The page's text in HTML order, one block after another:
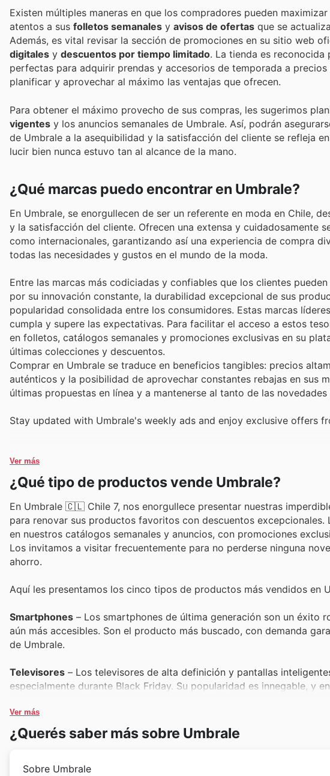
Existen múltiples maneras en que los compradores pueden
atentos a sus folletos semanales y avisos de ofertas que se
Además, es vital revisar la sección de promociones en su sitio web
digitales y descuentos por tiempo limitado. La tienda es reconocida
perfectas para adquirir prendas y accesorios de temporada a
planificar y aprovechar al máximo las ventajas que ofrecen.
Para obtener el máximo provecho de sus compras, les sugerimos
vigentes y los anuncios semanales de Umbrale. Así, podrán
de Umbrale a la asequibilidad y la satisfacción del cliente se refleja
lucir bien nunca estuvo tan al alcance de la mano.
¿Qué marcas puedo encontrar en Umbrale?
En Umbrale, se enorgullecen de ser un referente en moda en Chile,
y la satisfacción del cliente. Ofrecen una extensa y cuidadosamente
como internacionales, garantizando así una experiencia de compra
todas las necesidades y gustos en el mundo de la moda.
Entre las marcas más codiciadas y confiables que los clientes
por su innovación constante, la durabilidad excepcional de sus
popularidad consolidada entre los consumidores. Estas marcas
cumpla y supere las expectativas. Para facilitar el acceso a estos
en folletos, catálogos semanales y promociones exclusivas en su
últimas colecciones y descuentos.
Comprar en Umbrale se traduce en beneficios tangibles: precios
auténticos y la posibilidad de aprovechar constantes rebajas en sus
últimas propuestas en línea y a mantenerse al tanto de las
Stay updated with Umbrale's weekly ads and enjoy exclusive offers
Ver más
¿Qué tipo de productos vende Umbrale?
En Umbrale 🇨🇱 Chile 7, nos enorgullece presentar nuestras
para renovar sus productos favoritos con descuentos
en nuestros catálogos semanales y anuncios, con promociones
Los invitamos a visitar frecuentemente para no perderse ninguna
ahorro.
Aquí les presentamos los cinco tipos de productos más vendidos en
Smartphones – Los smartphones de última generación son un éxito
aún más accesibles. Son el producto más buscado, con demanda
de Umbrale.
Televisores – Los televisores de alta definición y pantallas
especialmente durante Black Friday. Su popularidad es innegable, y
Notebooks– Las notebooks versátiles y potentes son esenciales
top de ventas. Aprovecha las promociones exclusivas de Umbrale
Ver más
¿Querés saber más sobre Umbrale
Sobre Umbrale